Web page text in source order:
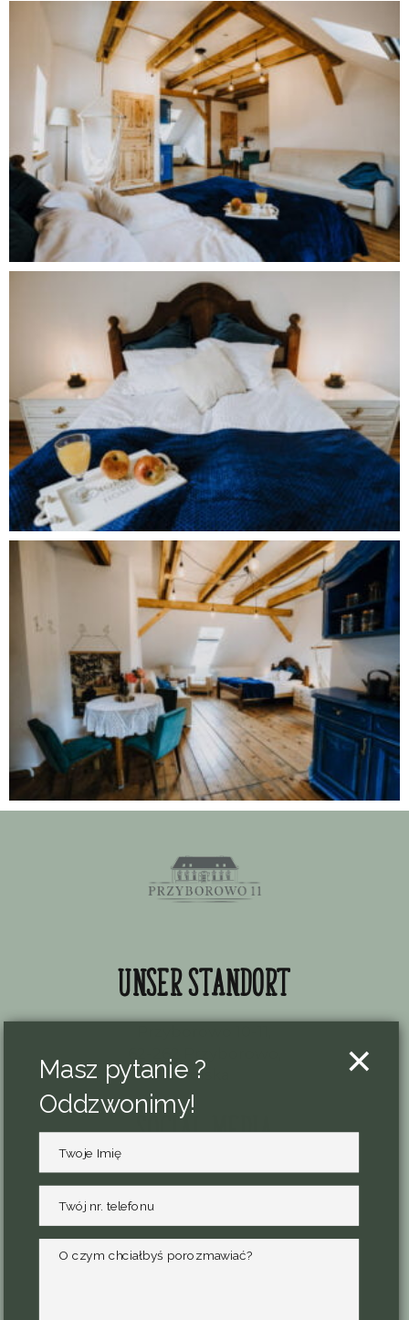
Unser Standort
Polska
Social media
Kontakt
Masz pytanie ?
Oddzwonimy!
×